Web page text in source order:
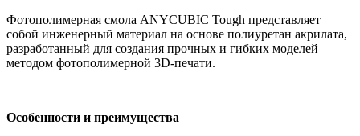
Фотополимерная смола ANYCUBIC Tough представляет
собой инженерный материал на основе полиуретан акрилата,
разработанный для создания прочных и гибких моделей
методом фотополимерной 3D-печати.
Особенности и преимущества